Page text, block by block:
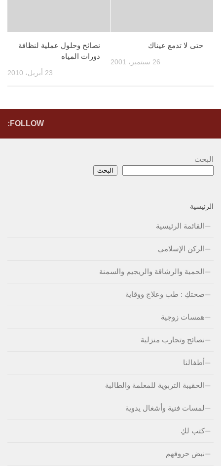
نصائح وحلول عملية لنظافة
دورات المياه
23 أبريل، 2010
حتى لا تدمع عيناك
26 سبتمبر، 2001
FOLLOW:
البحث
البحث
الرئيسية
القائمة الرئيسية
الركن الإسلامي
الحمية والرشاقة والريجيم والسمنة
صحتكِ : طب وعلاج ووقاية
همسات زوجية
نصائح وتجارب منزلية
أطفالنا
الحقيبة التربوية للمعلمة والطالبة
لمسات فنية وأشغال يدوية
كتب لكِ
نبض حروفهم